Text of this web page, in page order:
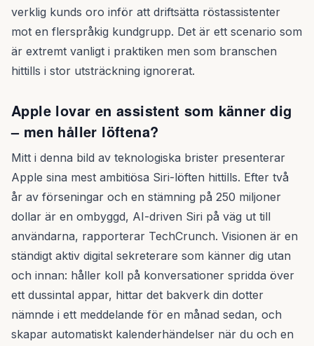
verklig kunds oro inför att driftsätta röstassistenter
mot en flerspråkig kundgrupp. Det är ett scenario som
är extremt vanligt i praktiken men som branschen
hittills i stor utsträckning ignorerat.
Apple lovar en assistent som känner dig
– men håller löftena?
Mitt i denna bild av teknologiska brister presenterar
Apple sina mest ambitiösa Siri-löften hittills. Efter två
år av förseningar och en stämning på 250 miljoner
dollar är en ombyggd, AI-driven Siri på väg ut till
användarna, rapporterar TechCrunch. Visionen är en
ständigt aktiv digital sekreterare som känner dig utan
och innan: håller koll på konversationer spridda över
ett dussintal appar, hittar det bakverk din dotter
nämnde i ett meddelande för en månad sedan, och
skapar automatiskt kalenderhändelser när du och en